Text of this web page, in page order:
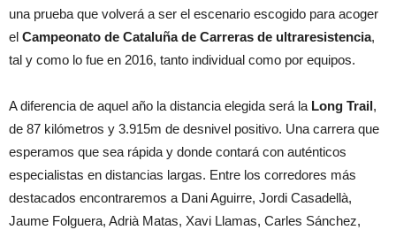
una prueba que volverá a ser el escenario escogido para acoger
el Campeonato de Cataluña de Carreras de ultraresistencia,
tal y como lo fue en 2016, tanto individual como por equipos.
A diferencia de aquel año la distancia elegida será la Long Trail,
de 87 kilómetros y 3.915m de desnivel positivo. Una carrera que
esperamos que sea rápida y donde contará con auténticos
especialistas en distancias largas. Entre los corredores más
destacados encontraremos a Dani Aguirre, Jordi Casadellà,
Jaume Folguera, Adrià Matas, Xavi Llamas, Carles Sánchez,